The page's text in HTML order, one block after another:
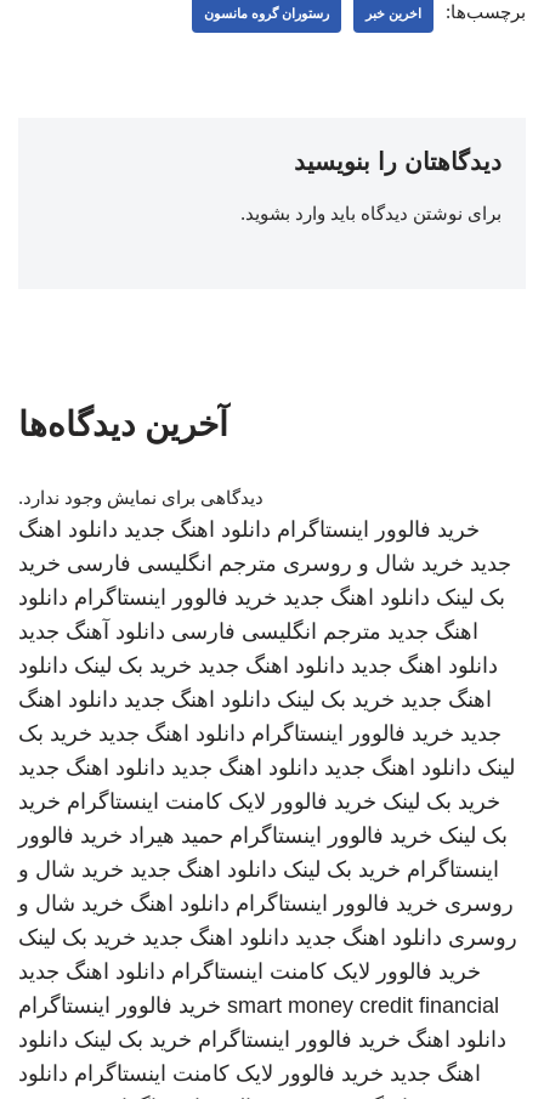
برچسب‌ها: اخرین خبر رستوران گروه مانسون
دیدگاهتان را بنویسید
برای نوشتن دیدگاه باید وارد بشوید.
آخرین دیدگاه‌ها
دیدگاهی برای نمایش وجود ندارد.
خرید فالوور اینستاگرام دانلود اهنگ جدید دانلود اهنگ
جدید خرید شال و روسری مترجم انگلیسی فارسی خرید
بک لینک دانلود اهنگ جدید خرید فالوور اینستاگرام دانلود
اهنگ جدید مترجم انگلیسی فارسی دانلود آهنگ جدید
دانلود اهنگ جدید دانلود اهنگ جدید خرید بک لینک دانلود
اهنگ جدید خرید بک لینک دانلود اهنگ جدید دانلود اهنگ
جدید خرید فالوور اینستاگرام دانلود اهنگ جدید خرید بک
لینک دانلود اهنگ جدید دانلود اهنگ جدید دانلود اهنگ جدید
خرید بک لینک خرید فالوور لایک کامنت اینستاگرام خرید
بک لینک خرید فالوور اینستاگرام حمید هیراد خرید فالوور
اینستاگرام خرید بک لینک دانلود اهنگ جدید خرید شال و
روسری خرید فالوور اینستاگرام دانلود اهنگ خرید شال و
روسری دانلود اهنگ جدید دانلود اهنگ جدید خرید بک لینک
خرید فالوور لایک کامنت اینستاگرام دانلود اهنگ جدید
smart money credit financial خرید فالوور اینستاگرام
دانلود اهنگ خرید فالوور اینستاگرام خرید بک لینک دانلود
اهنگ جدید خرید فالوور لایک کامنت اینستاگرام دانلود